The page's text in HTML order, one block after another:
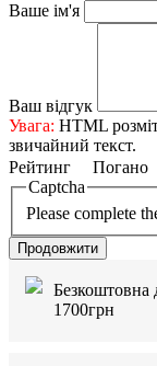
Ваше ім'я
Ваш відгук
Увага: HTML
звичайний текст.
Рейтинг Погано
Captcha
Please complete
Продовжити
Безкоштовна
1700грн